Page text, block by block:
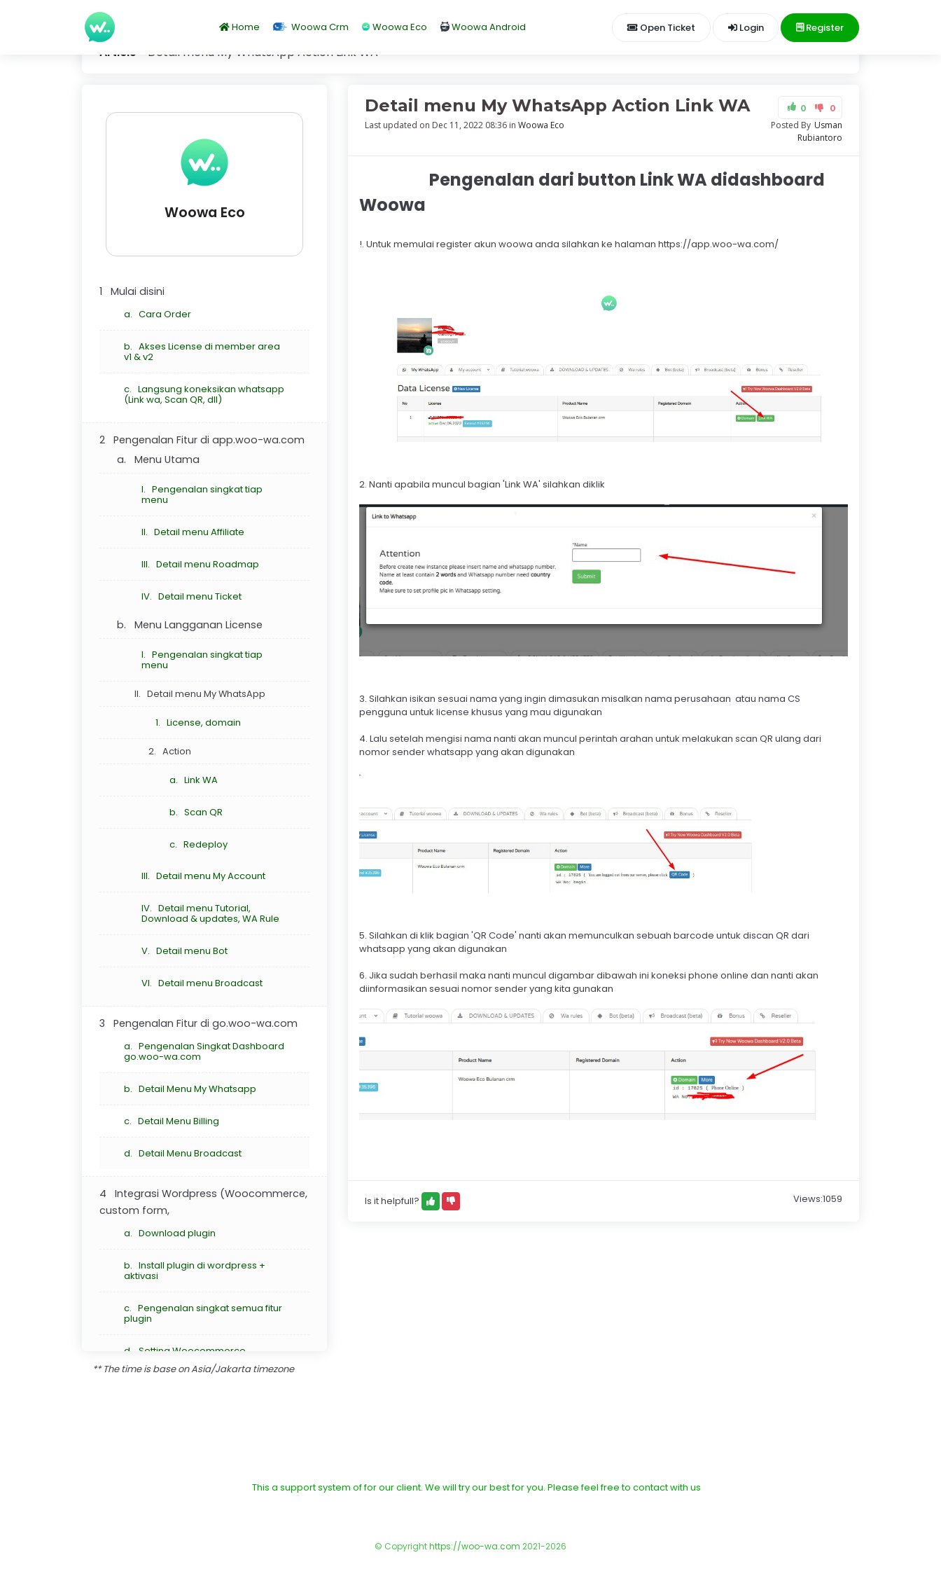
Home Woowa Crm Woowa Eco Woowa Android Open Ticket Login Register
Article Detail menu My WhatsApp Action Link WA
Woowa Eco
1 Mulai disini
a. Cara Order
b. Akses License di member area
v1 & v2
c. Langsung koneksikan whatsapp
(Link wa, Scan QR, dll)
2 Pengenalan Fitur di app.woo-wa.com
a. Menu Utama
I. Pengenalan singkat tiap
menu
II. Detail menu Affiliate
III. Detail menu Roadmap
IV. Detail menu Ticket
b. Menu Langganan License
I. Pengenalan singkat tiap
menu
II. Detail menu My WhatsApp
1. License, domain
2. Action
a. Link WA
b. Scan QR
c. Redeploy
III. Detail menu My Account
IV. Detail menu Tutorial,
Download & updates, WA Rule
V. Detail menu Bot
VI. Detail menu Broadcast
3 Pengenalan Fitur di go.woo-wa.com
a. Pengenalan Singkat Dashboard
go.woo-wa.com
b. Detail Menu My Whatsapp
c. Detail Menu Billing
d. Detail Menu Broadcast
4 Integrasi Wordpress (Woocommerce,
custom form,
a. Download plugin
b. Install plugin di wordpress +
aktivasi
c. Pengenalan singkat semua fitur
plugin
d. Setting Woocommerce
b. Tutorial Integrasi Dengan
Detail menu My WhatsApp Action Link WA 0 0
Last updated on Dec 11, 2022 08:36 in Woowa Eco Posted By Usman
Rubiantoro
Pengenalan dari button Link WA didashboard
Woowa
!. Untuk memulai register akun woowa anda silahkan ke halaman https://app.woo-wa.com/
2. Nanti apabila muncul bagian 'Link WA' silahkan diklik
3. Silahkan isikan sesuai nama yang ingin dimasukan misalkan nama perusahaan atau nama CS
pengguna untuk license khusus yang mau digunakan
4. Lalu setelah mengisi nama nanti akan muncul perintah arahan untuk melakukan scan QR ulang dari
nomor sender whatsapp yang akan digunakan
5. Silahkan di klik bagian 'QR Code' nanti akan memunculkan sebuah barcode untuk discan QR dari
whatsapp yang akan digunakan
6. Jika sudah berhasil maka nanti muncul digambar dibawah ini koneksi phone online dan nanti akan
diinformasikan sesuai nomor sender yang kita gunakan
Is it helpfull? Views:1059
** The time is base on Asia/Jakarta timezone
This a support system of for our client. We will try our best for you. Please feel free to contact with us
© Copyrighthttps://woo-wa.com 2021-2026